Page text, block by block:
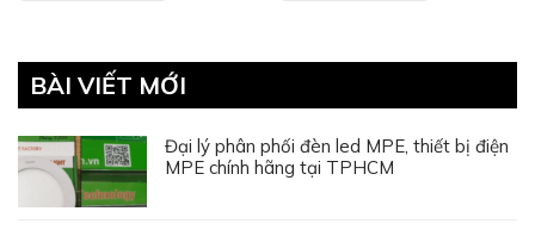
BÀI VIẾT MỚI
Đại lý phân phối đèn led MPE, thiết bị điện
MPE chính hãng tại TPHCM